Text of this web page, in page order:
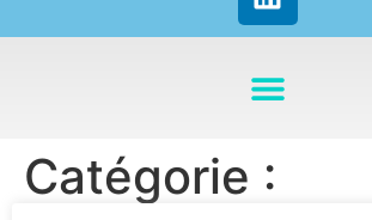
Catégorie :